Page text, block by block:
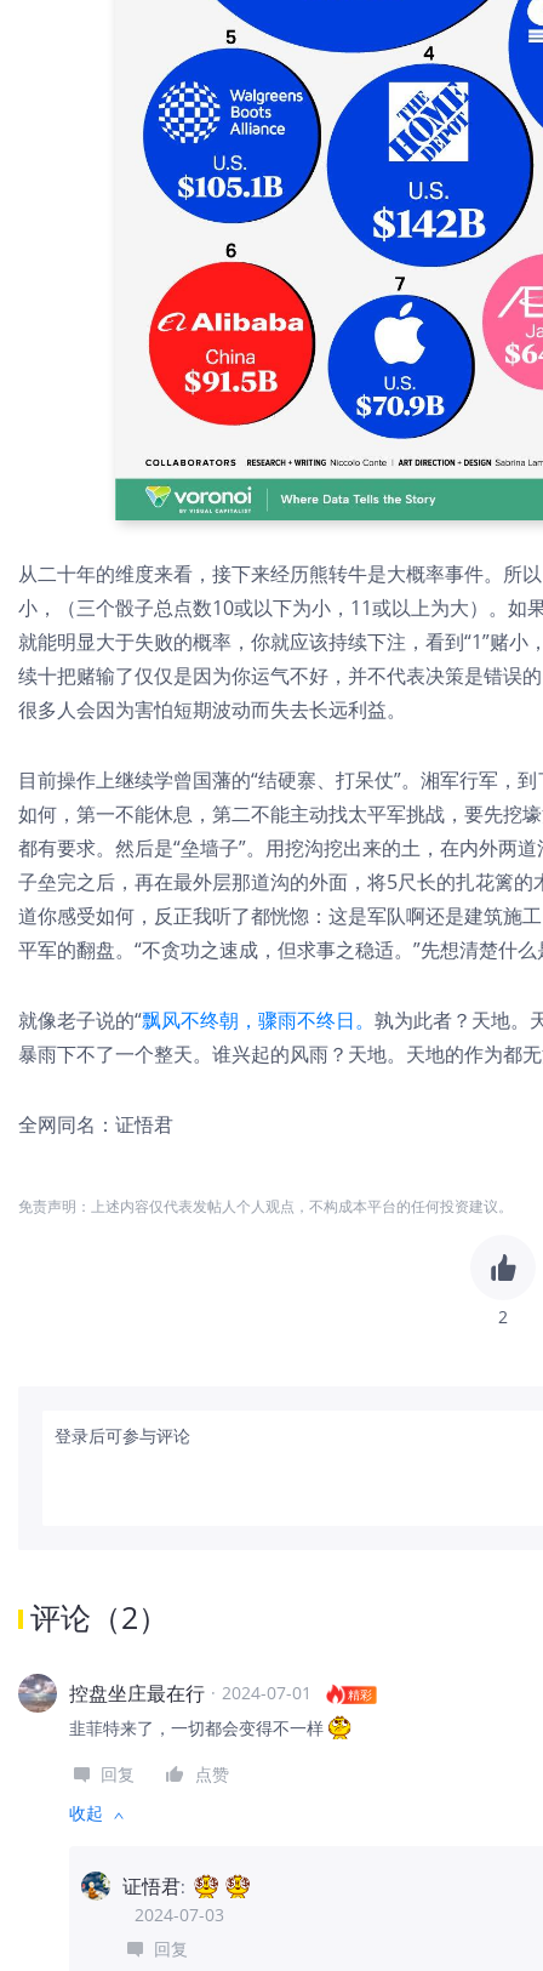
从二十年的维度来看，接下来经历熊转牛是大概率事件。所
小，（三个骰子总点数10或以下为小，11或以上为大）。如
就能明显大于失败的概率，你就应该持续下注，看到“1”赌
续十把赌输了仅仅是因为你运气不好，并不代表决策是错误
很多人会因为害怕短期波动而失去长远利益。
目前操作上继续学曾国藩的“结硬寨、打呆仗”。湘军行军，
如何，第一不能休息，第二不能主动找太平军挑战，要先挖
都有要求。然后是“垒墙子”。用挖沟挖出来的土，在内外两
子垒完之后，再在最外层那道沟的外面，将5尺长的扎花篱
道你感受如何，反正我听了都恍惚：这是军队啊还是建筑施
平军的翻盘。“不贪功之速成，但求事之稳适。”先想清楚什
就像老子说的“飘风不终朝，骤雨不终日。 孰为此者？天地。
暴雨下不了一个整天。谁兴起的风雨？天地。天地的作为都
全网同名：证悟君
免责声明：上述内容仅代表发帖人个人观点，不构成本平台的任何投资建议。
2
登录后可参与评论
评论 （2）
控盘坐庄最在行 · 2024-07-01 精彩
韭菲特来了，一切都会变得不一样
回复
点赞
收起
证悟君:
2024-07-03
回复